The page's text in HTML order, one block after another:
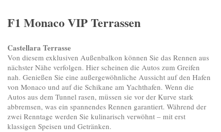
F1 Monaco VIP Terrassen
Castellara Terrasse
Von diesem exklusiven Außenbalkon können Sie das Rennen aus
nächster Nähe verfolgen. Hier scheinen die Autos zum Greifen
nah. Genießen Sie eine außergewöhnliche Aussicht auf den Hafen
von Monaco und auf die Schikane am Yachthafen. Wenn die
Autos aus dem Tunnel rasen, müssen sie vor der Kurve stark
abbremsen, was ein spannendes Rennen garantiert. Während der
zwei Renntage werden Sie kulinarisch verwöhnt – mit erst
klassigen Speisen und Getränken.